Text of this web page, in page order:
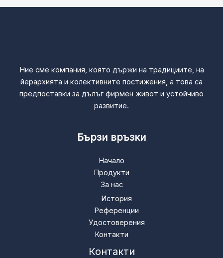
Ние сме компания, която държи на традициите, на
йерархията и колективните постижения, а това са
предпоставки за дълъг фирмен живот и устойчиво
развитие.
Бързи връзки
Начало
Продукти
За нас
История
Референции
Удостоверения
Контакти
Контакти